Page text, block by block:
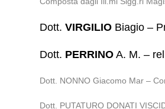
Dott.VIRGILIO Biagio –
Dott. PERRINO A. M. –
Dott. NONNO Giacomo Mar –
Dott. PUTATURO DONATI